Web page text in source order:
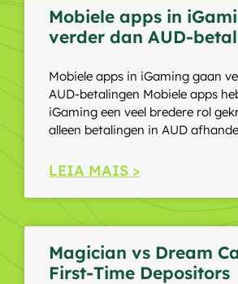
Mobiele apps in
verder dan AUD-
Mobiele apps in iGaming gaan
AUD-betalingen Mobiele apps
iGaming een veel bredere rol
alleen betalingen in AUD
LEIA MAIS >
Magician vs Dream
First-Time Depositors